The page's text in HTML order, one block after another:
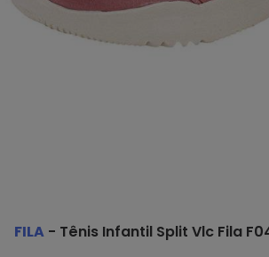
FILA - Tênis Infantil Split Vlc Fila